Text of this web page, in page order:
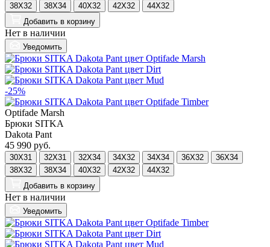
38X32
38X34 40X32 42X32
44X32
Добавить в корзину
Нет в наличии
Уведомить
-25%
Optifade Marsh
Брюки SITKA
Dakota Pant
45 990 руб.
30X31 32X31 32X34 34X32 34X34 36X32
36X34
38X32
38X34 40X32 42X32
44X32
Добавить в корзину
Нет в наличии
Уведомить